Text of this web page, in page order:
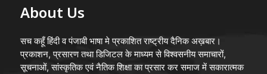
About Us
सच कहूँ हिंदी व पंजाबी भाषा मे प्रकाशित राष्ट्रीय दैनिक अख़बार।
प्रकाशन, प्रसारण तथा डिजिटल के माध्यम से विश्वसनीय समाचारों,
सूचनाओं, सांस्कृतिक एवं नैतिक शिक्षा का प्रसार कर समाज में सकारात्मक